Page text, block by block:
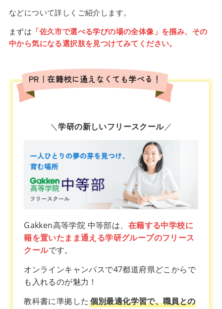
などについて詳しくご紹介します。
まずは 「佐久市で選べる学びの場の全体像」を掴み、その
中から気になる選択肢を見つけてみてください。
PR｜在籍校に通えなくても学べる！
＼学研の新しいフリースクール／
Gakken高等学院 中等部は、 在籍する中学校に
籍を置いたまま通える学研グループのフリース
クールです。
オンラインキャンパスで47都道府県どこからで
も入れるのが魅力！
教科書に準拠した 個別最適化学習で、職員との